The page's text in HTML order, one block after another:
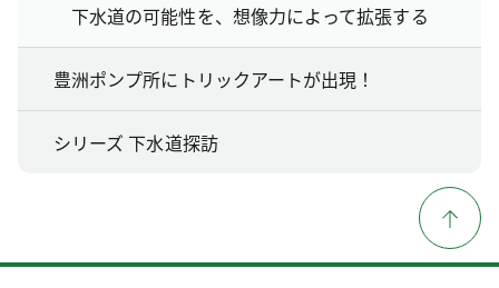
下水道の可能性を、想像力によって拡張する
豊洲ポンプ所にトリックアートが出現！
シリーズ 下水道探訪